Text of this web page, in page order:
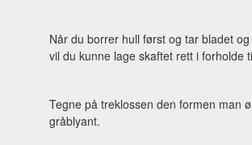
Når du borrer hull først og tar bladet
vil du kunne lage skaftet rett i forholde
Tegne på treklossen den formen man
gråblyant.